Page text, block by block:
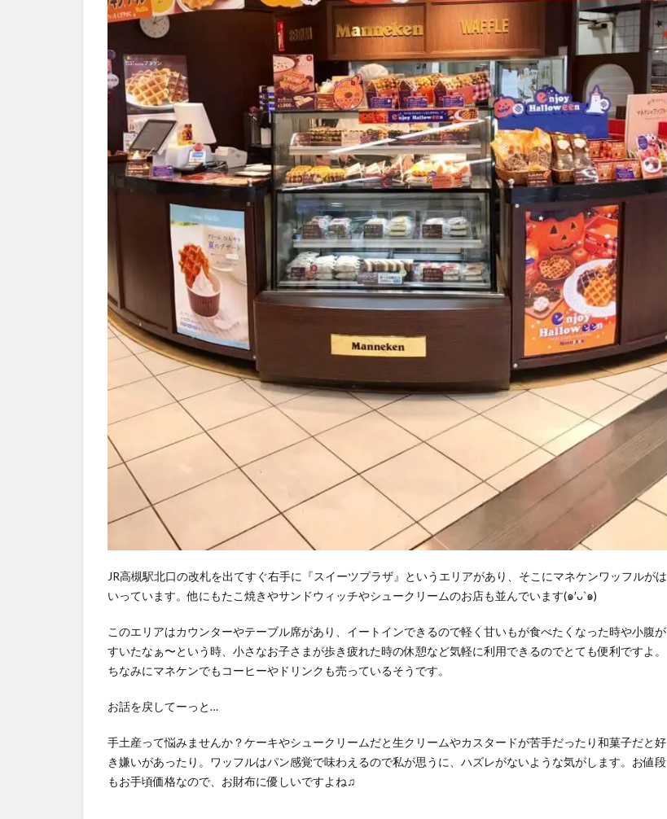
言
マ
ネ
ケ
ン
3
高
い
洋
菓
土
定
JR高槻駅北口の改札を出てすぐ右手に『スイーツプラザ』というエリアがあり、そこにマネケンワッフルがは
いっています。他にもたこ焼きやサンドウィッチやシュークリームのお店も並んでいます(๑′ᴗ‵๑)
このエリアはカウンターやテーブル席があり、イートインできるので軽く甘いもが食べたくなった時や小腹が
すいたなぁ〜という時、小さなお子さまが歩き疲れた時の休憩など気軽に利用できるのでとても便利ですよ。
ちなみにマネケンでもコーヒーやドリンクも売っているそうです。
お話を戻してーっと…
手土産って悩みませんか？ケーキやシュークリームだと生クリームやカスタードが苦手だったり和菓子だと好
き嫌いがあったり。ワッフルはパン感覚で味わえるので私が思うに、ハズレがないような気がします。お値段
もお手頃価格なので、お財布に優しいですよね♫